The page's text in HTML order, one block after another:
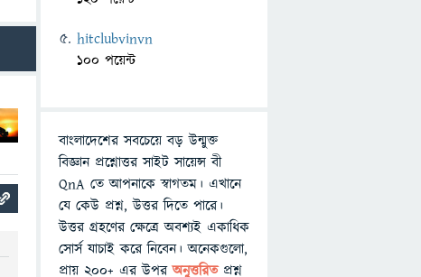
hitclubvinvn
100 পয়েন্ট
বাংলাদেশের সবচেয়ে বড় উন্মুক্ত
বিজ্ঞান প্রশ্নোত্তর সাইট সায়েন্স বী
QnA তে আপনাকে স্বাগতম। এখানে
যে কেউ প্রশ্ন, উত্তর দিতে পারে।
উত্তর গ্রহণের ক্ষেত্রে অবশ্যই একাধিক
সোর্স যাচাই করে নিবেন। অনেকগুলো,
প্রায় ২০০+ এর উপরঅনুত্তরিতপ্রশ্ন